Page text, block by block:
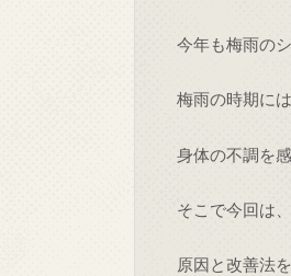
今年も梅雨の
梅雨の時期に
身体の不調を
そこで今回は
原因と改善法